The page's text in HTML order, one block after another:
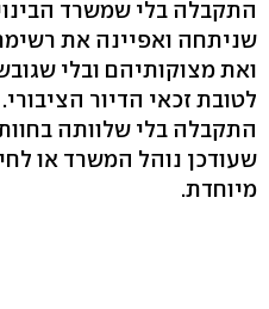
התקבלה בלי שמשרד
שניתחה ואפיינה את
ואת מצוקותיהם ובלי
לטובת זכאי הדיור
התקבלה בלי שלוותה
שעודכן נוהל המשרד או
מיוחדת.